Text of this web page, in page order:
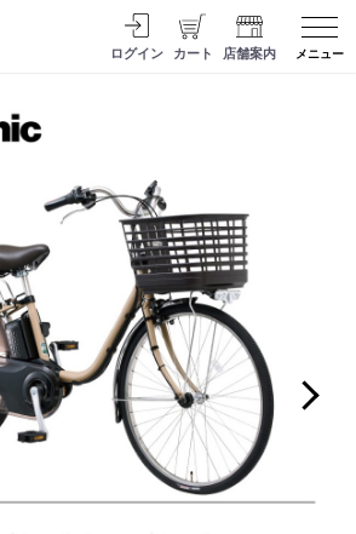
ログイン カート 店舗案内 メニュー